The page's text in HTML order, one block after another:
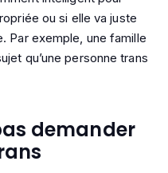
ou si elle va juste
Par exemple, une famille
qu’une personne trans
demander